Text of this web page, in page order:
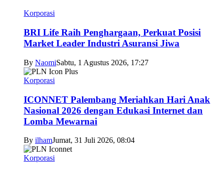
Korporasi
BRI Life Raih Penghargaan, Perkuat Posisi
Market Leader Industri Asuransi Jiwa
By NaomiSabtu, 1 Agustus 2026, 17:27
Korporasi
ICONNET Palembang Meriahkan Hari Anak
Nasional 2026 dengan Edukasi Internet dan
Lomba Mewarnai
By ilhamJumat, 31 Juli 2026, 08:04
Korporasi